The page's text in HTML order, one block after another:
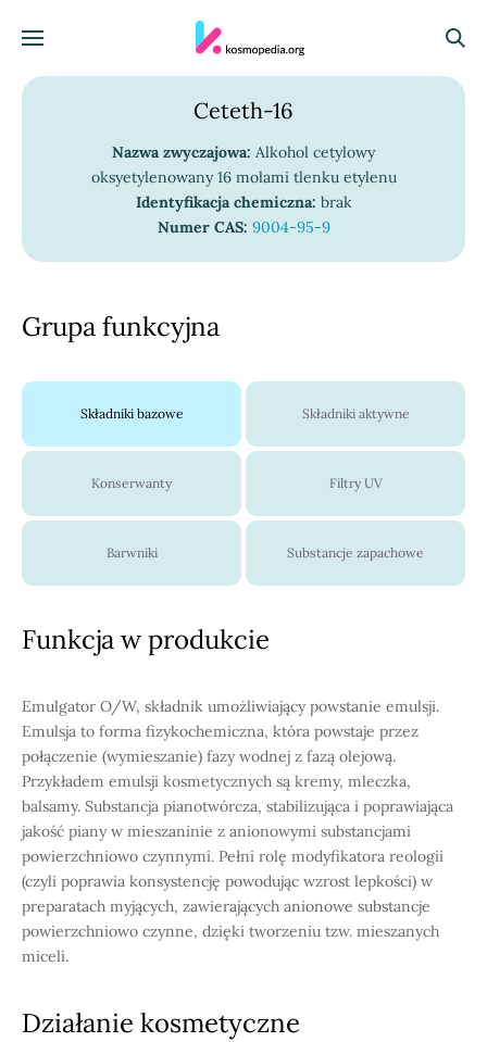
Menu
Ceteth-16
Nazwa zwyczajowa: Alkohol cetylowy
oksyetylenowany 16 molami tlenku etylenu
Identyfikacja chemiczna: brak
Numer CAS: 9004-95-9
Grupa funkcyjna
Składniki bazowe Składniki aktywne
Konserwanty Filtry UV
Barwniki Substancje zapachowe
Funkcja w produkcie
Emulgator O/W, składnik umożliwiający powstanie emulsji.
Emulsja to forma fizykochemiczna, która powstaje przez
połączenie (wymieszanie) fazy wodnej z fazą olejową.
Przykładem emulsji kosmetycznych są kremy, mleczka,
balsamy. Substancja pianotwórcza, stabilizująca i poprawiająca
jakość piany w mieszaninie z anionowymi substancjami
powierzchniowo czynnymi. Pełni rolę modyfikatora reologii
(czyli poprawia konsystencję powodując wzrost lepkości) w
preparatach myjących, zawierających anionowe substancje
powierzchniowo czynne, dzięki tworzeniu tzw. mieszanych
miceli.
Działanie kosmetyczne